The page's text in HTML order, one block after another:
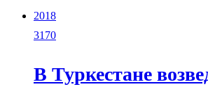
2018
3170
В Туркестане